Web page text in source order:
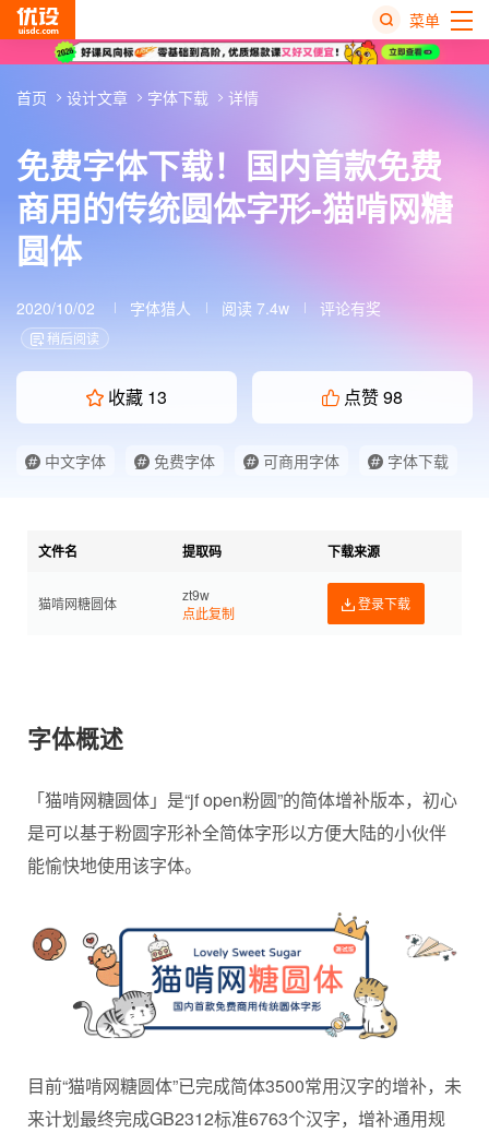
菜单
免费字体下载！国内首款免费
商用的传统圆体字形-猫啃网糖
圆体
2020/10/02 字体猎人 阅读 7.4w 评论有奖
稍后阅读
收藏 13 点赞98
中文字体 免费字体 可商用字体 字体下载
首页 设计文章 字体下载 详情
文件名 提取码 下载来源
猫啃网糖圆体
zt9w
点此复制
登录下载
字体概述
「猫啃网糖圆体」是“jf open粉圆”的简体增补版本，初心
是可以基于粉圆字形补全简体字形以方便大陆的小伙伴
能愉快地使用该字体。
目前“猫啃网糖圆体”已完成简体3500常用汉字的增补，未
来计划最终完成GB2312标准6763个汉字，增补通用规